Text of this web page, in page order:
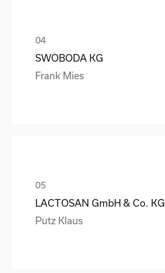
SWOBODA KG
Frank Mies
LACTOSAN GmbH & Co. KG
Putz Klaus